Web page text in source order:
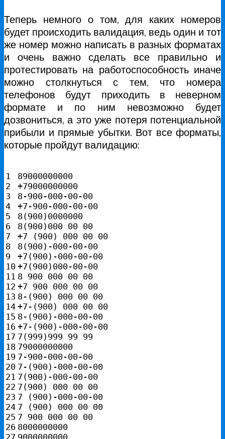
Теперь немного о том, для каких номеров
будет происходить валидация, ведь один и тот
же номер можно написать в разных форматах
и очень важно сделать все правильно и
протестировать на работоспособность иначе
можно столкнуться с тем, что номера
телефонов будут приходить в неверном
формате и по ним невозможно будет
дозвониться, а это уже потеря потенциальной
прибыли и прямые убытки. Вот все форматы,
которые пройдут валидацию:
1
2
3
4
5
6
7
8
9
10
11
12
13
14
15
16
17
18
19
20
21
22
23
24
25
26
27
89000000000
+79000000000
8-900-000-00-00
+7 -900
8(900)
8(900) 000 00 00
+7 (900)
8(900) -000-00-00
+7 (900) -000-00-00
+7 (900)
8 900 000 00 00
+7 900
8- (900)
000 00 00
+7 - (900)
8- (900) -000-00-00
+7 - (900)
7 (999 ) 999 99 99
79000000000
7 -900
7 - (900)
7 (900)
7 (900)
7
(900)
7
(900)
7 900
8000000000
9000000000